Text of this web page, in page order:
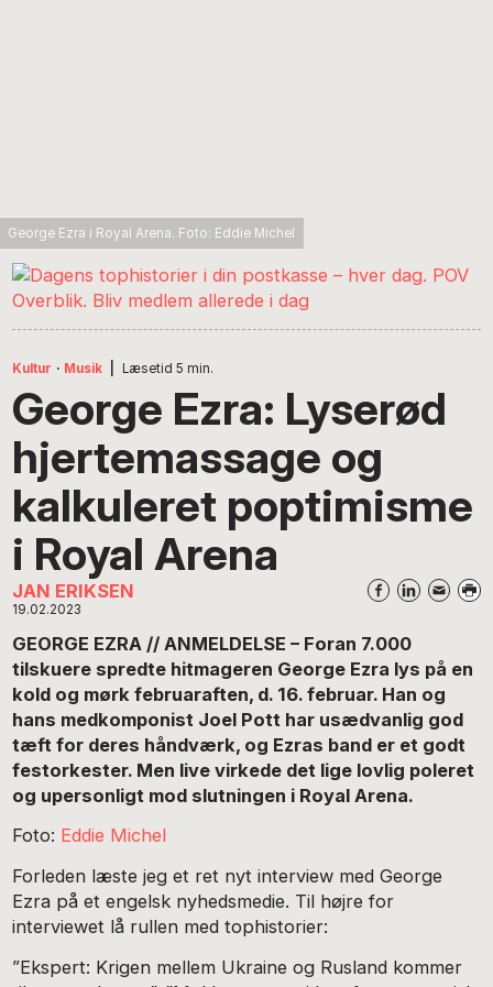
George Ezra i Royal Arena. Foto: Eddie Michel
Kultur · Musik Læsetid 5 min.
George Ezra: Lyserød
hjertemassage og
kalkuleret poptimisme
i Royal Arena
JAN ERIKSEN
19.02.2023
GEORGE EZRA // ANMELDELSE – Foran 7.000
tilskuere spredte hitmageren George Ezra lys på en
kold og mørk februaraften, d. 16. februar. Han og
hans medkomponist Joel Pott har usædvanlig god
tæft for deres håndværk, og Ezras band er et godt
festorkester. Men live virkede det lige lovlig poleret
og upersonligt mod slutningen i Royal Arena.
Foto: Eddie Michel
Forleden læste jeg et ret nyt interview med George
Ezra på et engelsk nyhedsmedie. Til højre for
interviewet lå rullen med tophistorier:
”Ekspert: Krigen mellem Ukraine og Rusland kommer